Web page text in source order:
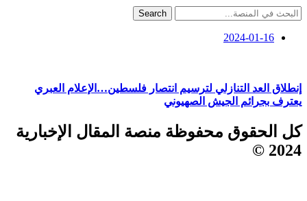
Search
2024-01-16
إنطلاق العد التنازلي لترسيم انتصار فلسطين…الإعلام العبري
يعترف بجرائم الجيش الصهيوني
كل الحقوق محفوظة منصة المقال الإخبارية
2024 ©